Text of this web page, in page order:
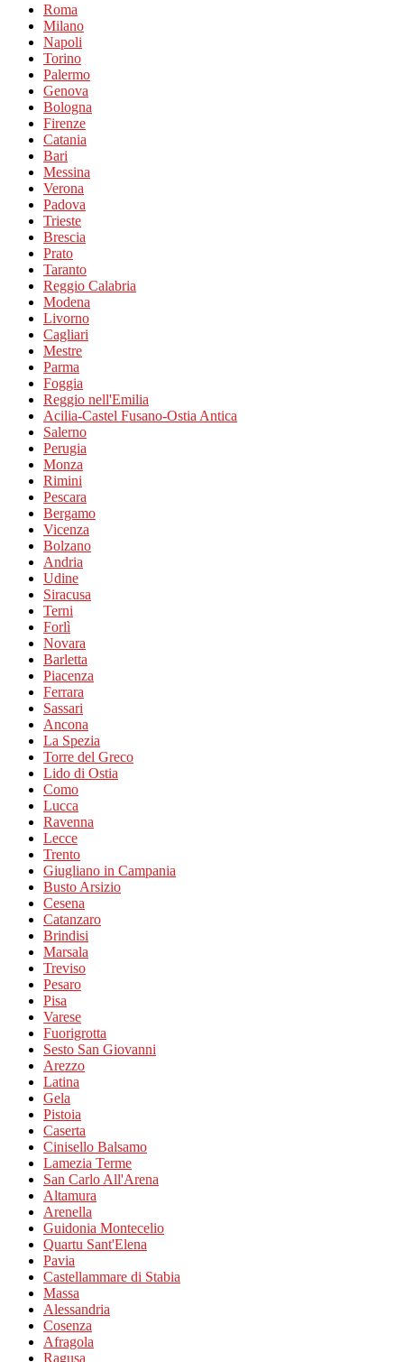
Roma
Milano
Napoli
Torino
Palermo
Genova
Bologna
Firenze
Catania
Bari
Messina
Verona
Padova
Trieste
Brescia
Prato
Taranto
Reggio Calabria
Modena
Livorno
Cagliari
Mestre
Parma
Foggia
Reggio nell'Emilia
Acilia-Castel Fusano-Ostia Antica
Salerno
Perugia
Monza
Rimini
Pescara
Bergamo
Vicenza
Bolzano
Andria
Udine
Siracusa
Terni
Forlì
Novara
Barletta
Piacenza
Ferrara
Sassari
Ancona
La Spezia
Torre del Greco
Lido di Ostia
Como
Lucca
Ravenna
Lecce
Trento
Giugliano in Campania
Busto Arsizio
Cesena
Catanzaro
Brindisi
Marsala
Treviso
Pesaro
Pisa
Varese
Fuorigrotta
Sesto San Giovanni
Arezzo
Latina
Gela
Pistoia
Caserta
Cinisello Balsamo
Lamezia Terme
San Carlo All'Arena
Altamura
Arenella
Guidonia Montecelio
Quartu Sant'Elena
Pavia
Castellammare di Stabia
Massa
Alessandria
Cosenza
Afragola
Ragusa